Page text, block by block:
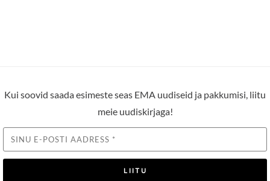
Kui soovid saada esimeste seas EMA uudiseid ja pakkumisi, liitu
meie uudiskirjaga!
LIITU